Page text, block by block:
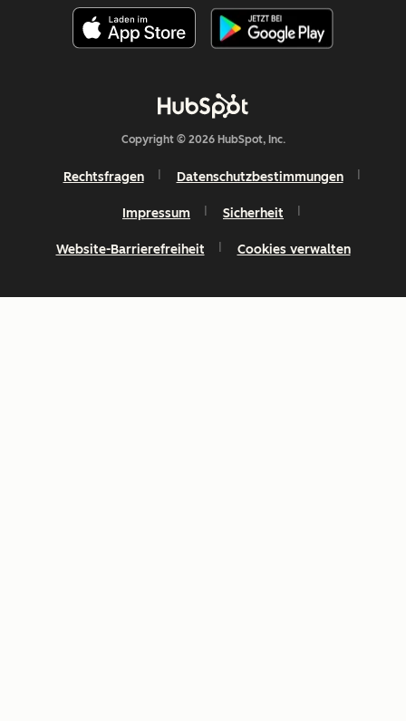
Copyright © 2026 HubSpot, Inc.
Rechtsfragen Datenschutzbestimmungen
Impressum Sicherheit
Website-Barrierefreiheit Cookies verwalten